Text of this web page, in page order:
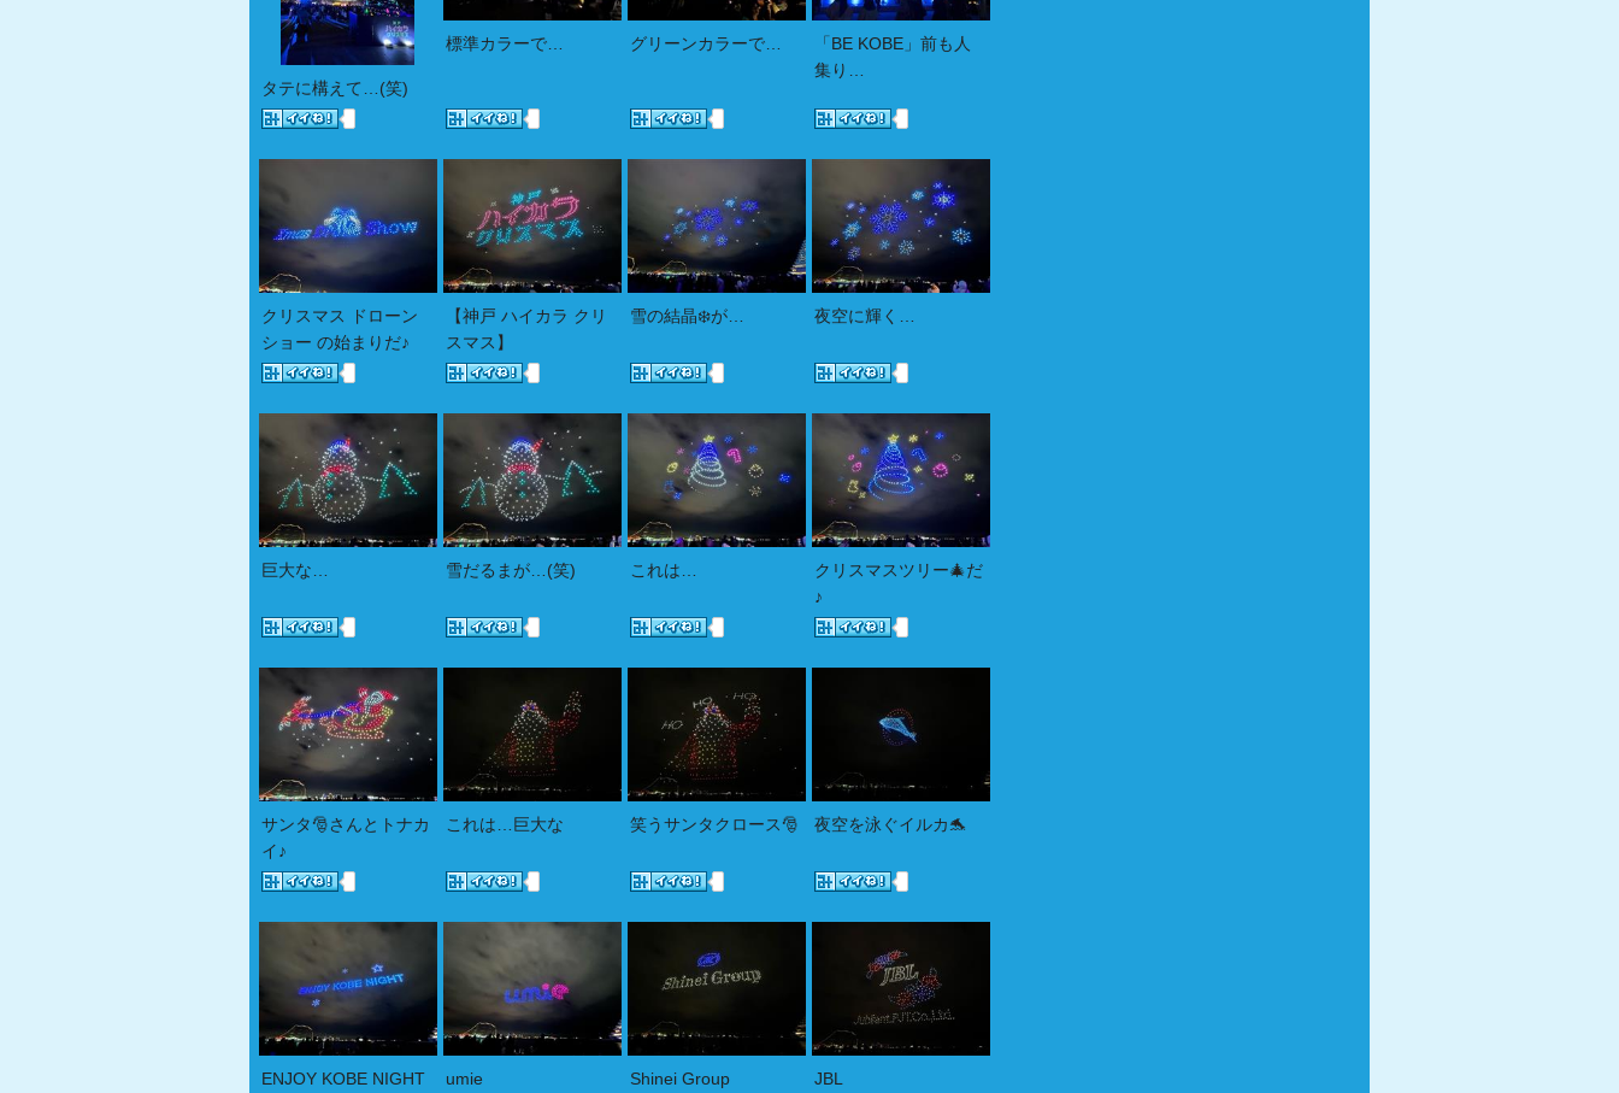
タテに構えて…(笑)
標準カラーで… グリーンカラーで…
「BE KOBE」前も人
集り…
クリスマス ドローン
ショー の始まりだ♪
【神戸 ハイカラ クリ
スマス】
雪の結晶❄️が… 夜空に輝く…
巨大な… 雪だるまが…(笑) これは…
クリスマスツリー🎄だ
♪
サンタ🎅さんとトナカ
イ♪
これは…巨大な 笑うサンタクロース🎅 夜空を泳ぐイルカ🐬
ENJOY KOBE NIGHT umie Shinei Group JBL